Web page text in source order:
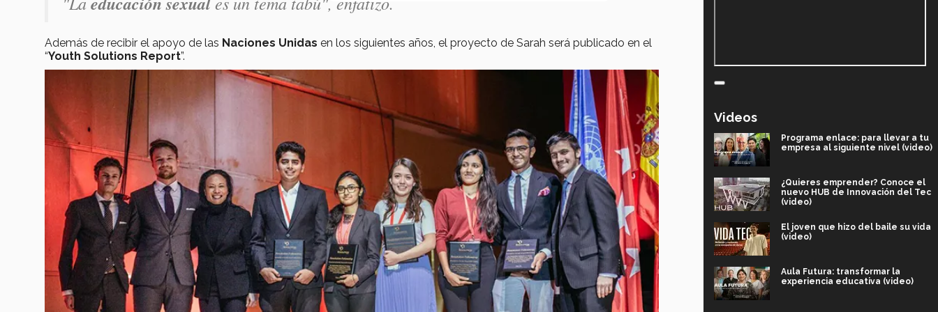
Además de recibir el apoyo de las Naciones Unidas en los siguientes años, el proyecto de Sarah será publicado en el
“Youth Solutions Report”.
Videos
Programa enlace: para llevar a tu
empresa al siguiente nivel (video)
¿Quieres emprender? Conoce el
nuevo HUB de Innovación del Tec
(video)
El joven que hizo del baile su vida
(video)
Aula Futura: transformar la
experiencia educativa (video)